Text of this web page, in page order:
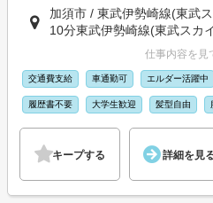
加須市 / 東武伊勢崎線(東武
10分東武伊勢崎線(東武スカ
仕事内容を見
交通費支給 車通勤可 エルダー活躍中
履歴書不要 大学生歓迎 髪型自由
キープする 詳細を見